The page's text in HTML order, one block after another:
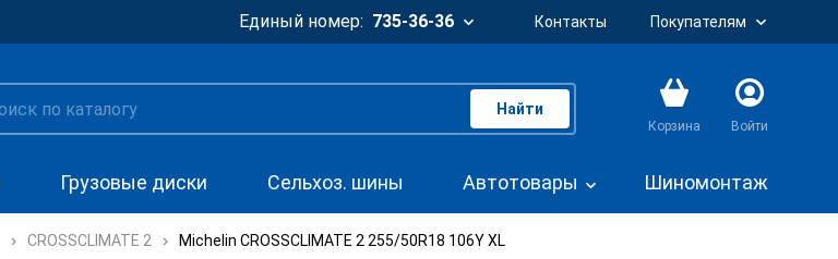
Единый номер: 735-36-36 Контакты Покупателям
Найти
Корзина Войти
Грузовые диски Сельхоз. шины Автотовары Шиномонтаж
CROSSCLIMATE 2 Michelin CROSSCLIMATE 2 255/50R18 106Y XL